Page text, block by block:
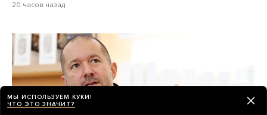
20 часов назад
МЫ ИСПОЛЬЗУЕМ КУКИ!
ЧТО ЭТО ЗНАЧИТ?